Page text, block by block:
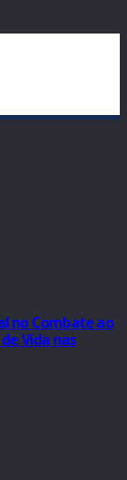
no Combate ao
Vida nas